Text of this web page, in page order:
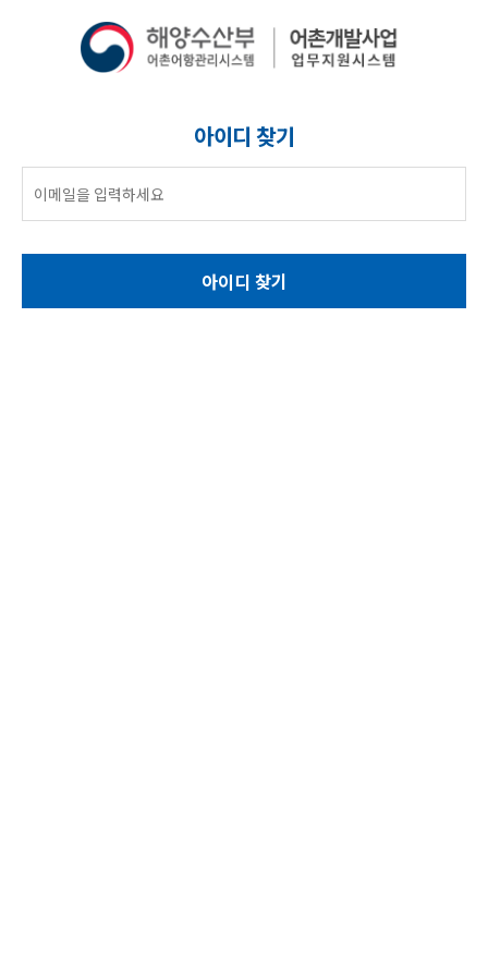
아이디 찾기